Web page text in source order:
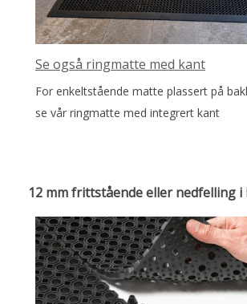
Se også ringmatte med kant
For enkeltstående matte plassert på
se vår ringmatte med integrert kant
12 mm frittstående eller nedfelling